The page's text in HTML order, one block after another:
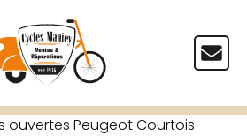
ouvertes Peugeot Courtois